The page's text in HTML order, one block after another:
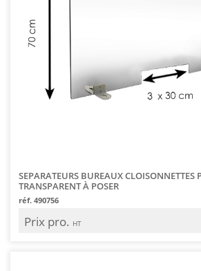
SEPARATEURS BUREAUX CLOISONNETTES
TRANSPARENT À POSER
réf. 490756
Prix pro. HT